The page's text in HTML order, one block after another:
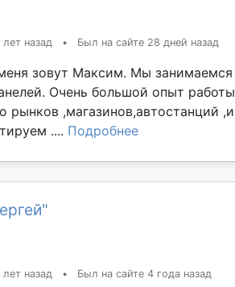
назад • Был на сайте 28 дней назад
зовут Максим. Мы
Очень большой опыт
рынков ,магазинов,автостанций
.... Подробнее
назад • Был на сайте 4 года назад